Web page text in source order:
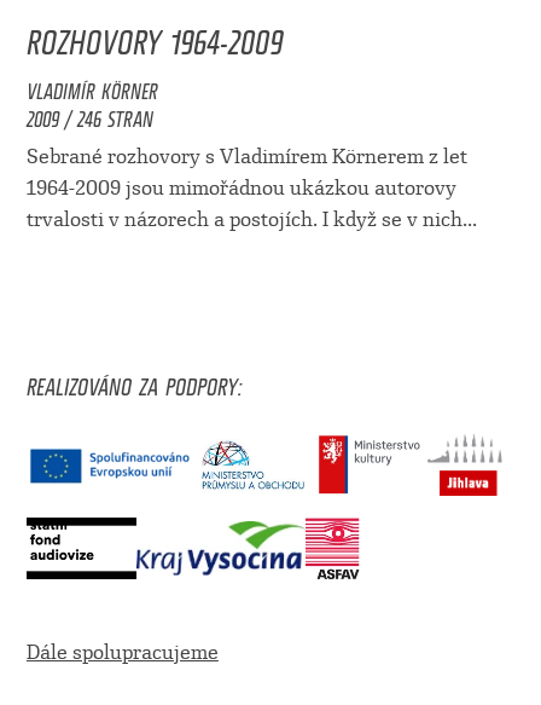
ROZHOVORY 1964-2009
VLADIMÍR KÖRNER
2009 / 246 STRAN
Sebrané rozhovory s Vladimírem Körnerem z let
1964-2009 jsou mimořádnou ukázkou autorovy
trvalosti v názorech a postojích. I když se v nich...
REALIZOVÁNO ZA PODPORY:
Dále spolupracujeme